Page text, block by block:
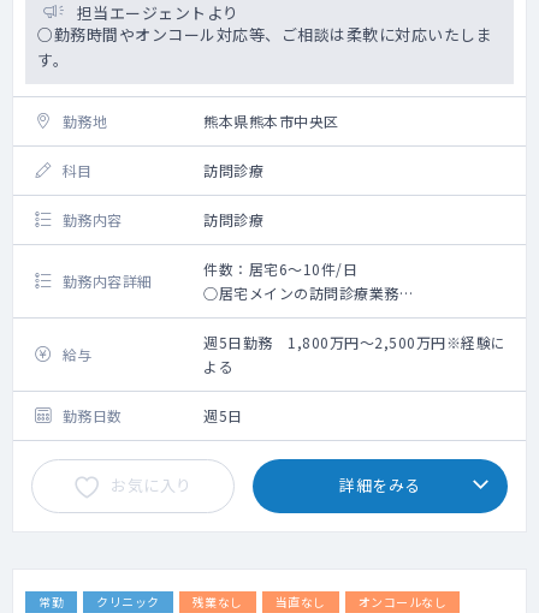
担当エージェントより
○勤務時間やオンコール対応等、ご相談は柔軟に対応いたしま
す。
勤務地 熊本県熊本市中央区
科目 訪問診療
勤務内容 訪問診療
勤務内容詳細
件数：居宅6～10件/日
○居宅メインの訪問診療業務
○1件あたり平均15～30分程度
給与
週5日勤務 1,800万円～2,500万円※経験に
よる
勤務日数 週5日
お気に入り 詳細をみる
常勤 クリニック 残業なし 当直なし
オンコールなし